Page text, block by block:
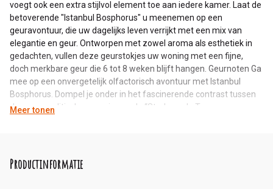
voegt ook een extra stijlvol element toe aan iedere kamer. Laat de
betoverende "Istanbul Bosphorus" u meenemen op een
geuravontuur, die uw dagelijks leven verrijkt met een mix van
elegantie en geur. Ontworpen met zowel aroma als esthetiek in
gedachten, vullen deze geurstokjes uw woning met een fijne,
doch merkbare geur die 6 tot 8 weken blijft hangen. Geurnoten Ga
mee op een onvergetelijk olfactorisch avontuur met Istanbul
Bosphorus. Dompel je onder in het fascinerende contrast tussen
de cosmopolitische energie van de “Stad van de Twee
gevoel van dauwdruppels en zeezout toe en je wordt
meegenomen op een betoverende reis door de Bosphorus.
Meer tonen
Productinformatie